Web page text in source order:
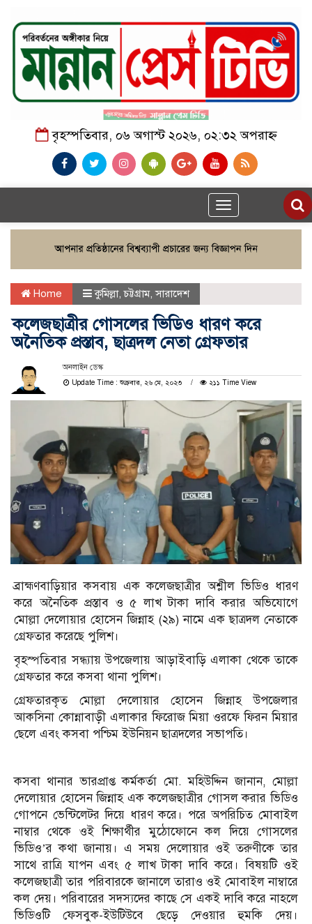
বৃহস্পতিবার, ০৬ অগাস্ট ২০২৬, ০২:৩২ অপরাহ্ন
Toggle
navigation
Home কুমিল্লা,চট্টগ্রাম,সারাদেশ
কলেজছাত্রীর গোসলের ভিডিও ধারণ করে
অনৈতিক প্রস্তাব, ছাত্রদল নেতা গ্রেফতার
অনলাইন ডেস্ক
Update Time : শুক্রবার, ২৬ মে, ২০২৩
২১১ Time View
ব্রাহ্মণবাড়িয়ার কসবায় এক কলেজছাত্রীর অশ্লীল ভিডিও ধারণ
করে অনৈতিক প্রস্তাব ও ৫ লাখ টাকা দাবি করার অভিযোগে
মোল্লা দেলোয়ার হোসেন জিন্নাহ (২৯) নামে এক ছাত্রদল নেতাকে
গ্রেফতার করেছে পুলিশ।
বৃহস্পতিবার সন্ধ্যায় উপজেলায় আড়াইবাড়ি এলাকা থেকে তাকে
গ্রেফতার করে কসবা থানা পুলিশ।
গ্রেফতারকৃত মোল্লা দেলোয়ার হোসেন জিন্নাহ উপজেলার
আকসিনা কোন্নাবাড়ী এলাকার ফিরোজ মিয়া ওরফে ফিরন মিয়ার
ছেলে এবং কসবা পশ্চিম ইউনিয়ন ছাত্রদলের সভাপতি।
কসবা থানার ভারপ্রাপ্ত কর্মকর্তা মো. মহিউদ্দিন জানান, মোল্লা
দেলোয়ার হোসেন জিন্নাহ এক কলেজছাত্রীর গোসল করার ভিডিও
গোপনে ভেন্টিলেটর দিয়ে ধারণ করে। পরে অপরিচিত মোবাইল
নাম্বার থেকে ওই শিক্ষার্থীর মুঠোফোনে কল দিয়ে গোসলের
ভিডিও’র কথা জানায়। এ সময় দেলোয়ার ওই তরুণীকে তার
সাথে রাত্রি যাপন এবং ৫ লাখ টাকা দাবি করে। বিষয়টি ওই
কলেজছাত্রী তার পরিবারকে জানালে তারাও ওই মোবাইল নাম্বারে
কল দেয়। পরিবারের সদস্যদের কাছে সে একই দাবি করে নাহলে
ভিডিওটি ফেসবুক-ইউটিউবে ছেড়ে দেওয়ার হুমকি দেয়।